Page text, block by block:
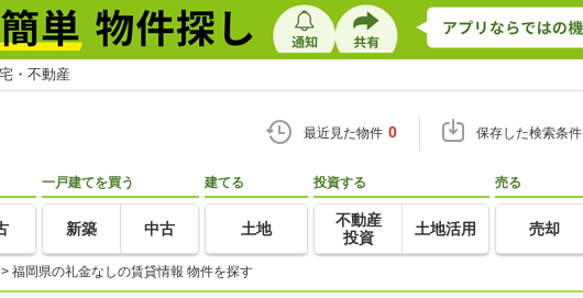
・不動産
最近見た物件 0 保存した検索条件
一戸建てを買う
新築 中古
建てる
土地
投資する
不動産
投資
土地活用
売る
売却
> 福岡県の礼金なしの賃貸情報 物件を探す